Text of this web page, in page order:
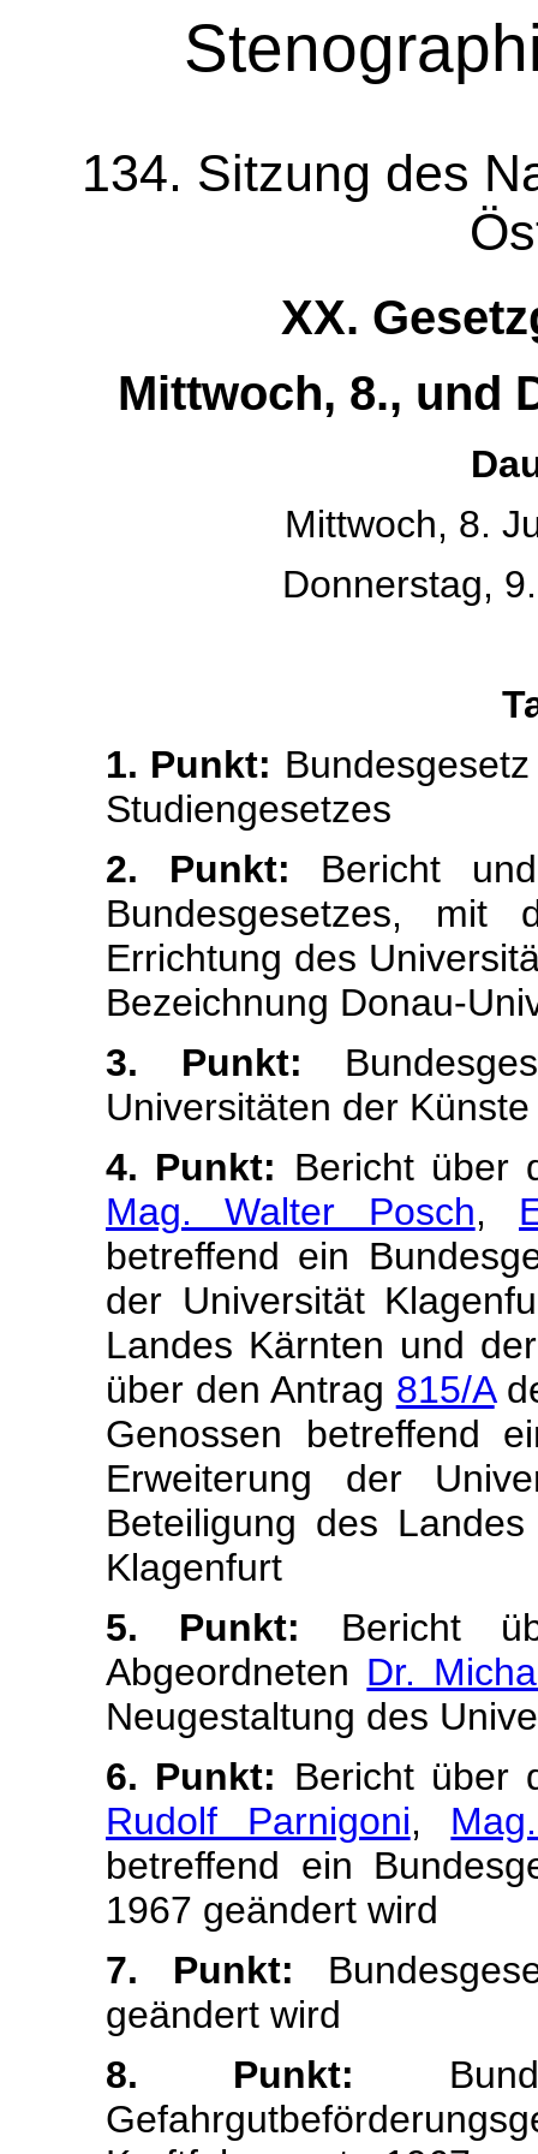
134. Sitzung des
XX.
Mittwoch, 8., und
Mittwoch, 8.
Donnerstag,
1. Punkt:
Studiengesetzes
2. Punkt: Bericht
Bundesgesetzes, mit
Errichtung des
Bezeichnung Donau-
3. Punkt:
Universitäten der
4. Punkt: Bericht über
Mag. Walter Posch,
betreffend ein
der Universität
Landes Kärnten und
über den Antrag 815/A
Genossen betreffend
Erweiterung der
Beteiligung des
Klagenfurt
5. Punkt: Bericht
Abgeordneten Dr.
Neugestaltung des
6. Punkt: Bericht über
Rudolf Parnigoni,
betreffend ein
1967 geändert wird
7. Punkt:
geändert wird
8. Punkt: